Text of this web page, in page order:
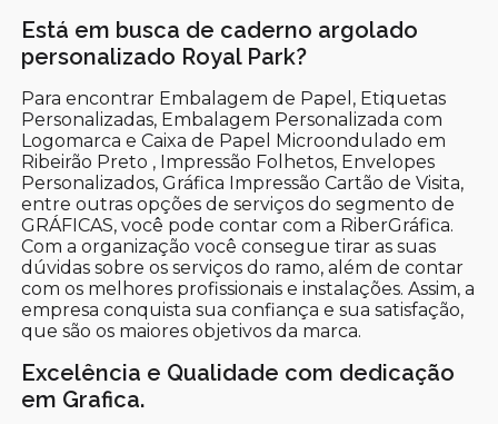
Está em busca de caderno argolado
personalizado Royal Park?
Para encontrar Embalagem de Papel, Etiquetas
Personalizadas, Embalagem Personalizada com
Logomarca e Caixa de Papel Microondulado em
Ribeirão Preto , Impressão Folhetos, Envelopes
Personalizados, Gráfica Impressão Cartão de Visita,
entre outras opções de serviços do segmento de
GRÁFICAS, você pode contar com a RiberGráfica.
Com a organização você consegue tirar as suas
dúvidas sobre os serviços do ramo, além de contar
com os melhores profissionais e instalações. Assim, a
empresa conquista sua confiança e sua satisfação,
que são os maiores objetivos da marca.
Excelência e Qualidade com dedicação
em Grafica.